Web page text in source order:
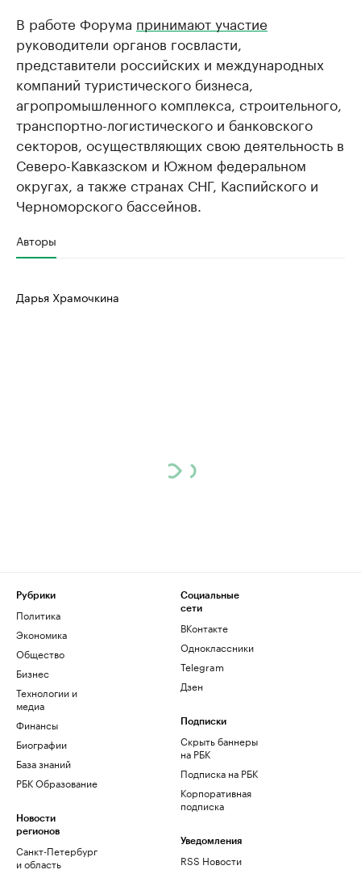
В работе Форума принимают участие
руководители органов госвласти,
представители российских и международных
компаний туристического бизнеса,
агропромышленного комплекса, строительного,
транспортно-логистического и банковского
секторов, осуществляющих свою деятельность в
Северо-Кавказском и Южном федеральном
округах, а также странах СНГ, Каспийского и
Черноморского бассейнов.
Авторы
Дарья Храмочкина
Рубрики
Политика
Экономика
Общество
Бизнес
Технологии и
медиа
Финансы
Биографии
База знаний
РБК Образование
Новости
регионов
Санкт-Петербург
и область
Социальные
сети
ВКонтакте
Одноклассники
Telegram
Дзен
Подписки
Скрыть баннеры
на РБК
Подписка на РБК
Корпоративная
подписка
Уведомления
RSS Новости